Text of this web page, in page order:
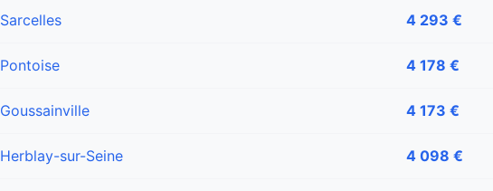
Sarcelles 4 293 €
Pontoise 4 178 €
Goussainville 4 173 €
Herblay-sur-Seine 4 098 €